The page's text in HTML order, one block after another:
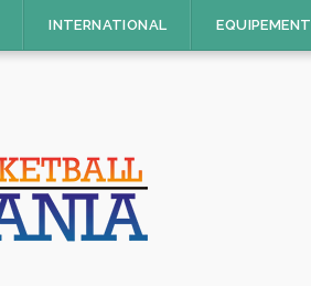
INTERNATIONAL EQUIPEMENT